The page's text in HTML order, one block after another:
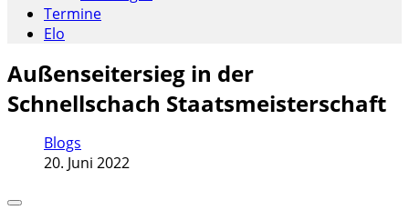
Termine
Elo
Außenseitersieg in der
Schnellschach Staatsmeisterschaft
Blogs
20. Juni 2022